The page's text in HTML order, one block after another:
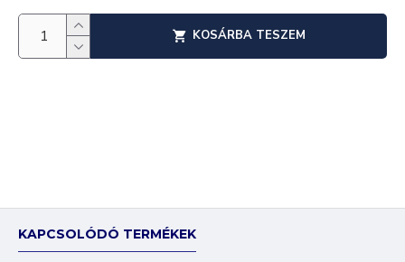
KOSÁRBA TESZEM
KAPCSOLÓDÓ TERMÉKEK